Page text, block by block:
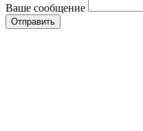
Ваше сообщение